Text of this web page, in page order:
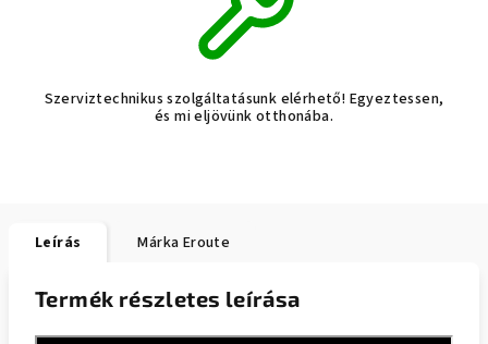
Szerviztechnikus szolgáltatásunk elérhető! Egyeztessen,
és mi eljövünk otthonába.
Leírás Márka Eroute
Termék részletes leírása